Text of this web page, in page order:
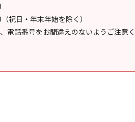
祝日・年末年始を除く）
電話番号をお間違えのないようご注意く